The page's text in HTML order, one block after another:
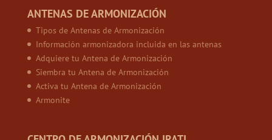
ANTENAS DE ARMONIZACIÓN
Tipos de Antenas de Armonización
Información armonizadora incluida en las antenas
Adquiere tu Antena de Armonización
Siembra tu Antena de Armonización
Activa tu Antena de Armonización
Armonite